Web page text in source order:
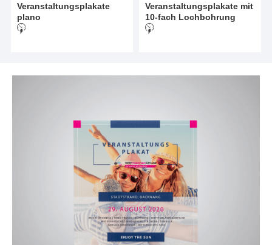
Veranstaltungsplakate
plano
Veranstaltungsplakate mit
10-fach Lochbohrung